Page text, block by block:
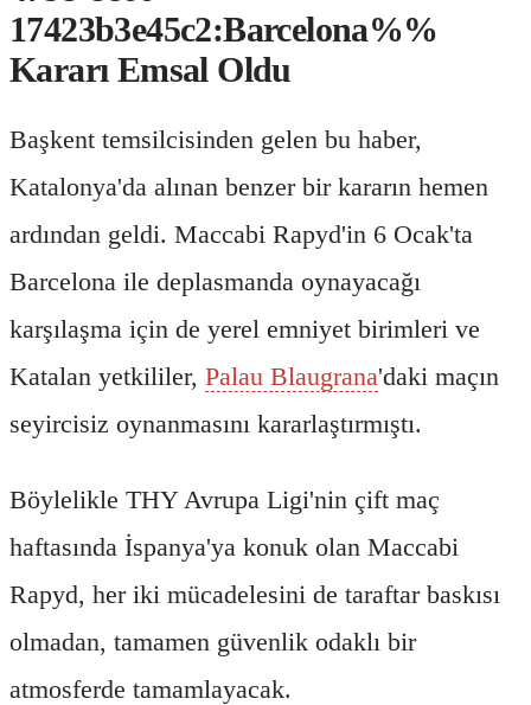
17423b3e45c2:Barcelona%%
Kararı Emsal Oldu
Başkent temsilcisinden gelen bu haber,
Katalonya'da alınan benzer bir kararın hemen
ardından geldi. Maccabi Rapyd'in 6 Ocak'ta
Barcelona ile deplasmanda oynayacağı
karşılaşma için de yerel emniyet birimleri ve
Katalan yetkililer, Palau Blaugrana'daki maçın
seyircisiz oynanmasını kararlaştırmıştı.
Böylelikle THY Avrupa Ligi'nin çift maç
haftasında İspanya'ya konuk olan Maccabi
Rapyd, her iki mücadelesini de taraftar baskısı
olmadan, tamamen güvenlik odaklı bir
atmosferde tamamlayacak.